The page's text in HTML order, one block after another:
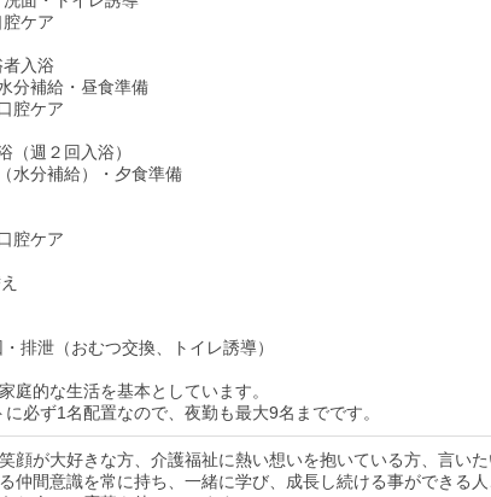
ケア
入浴
分補給・昼食準備
腔ケア
（週２回入浴）
水分補給）・夕食準備
腔ケア
排泄（おむつ交換、トイレ誘導）
庭的な生活を基本としています。
必ず1名配置なので、夜勤も最大9名までです。
顔が大好きな方、介護福祉に熱い想いを抱いている方、言い
仲間意識を常に持ち、一緒に学び、成長し続ける事ができる